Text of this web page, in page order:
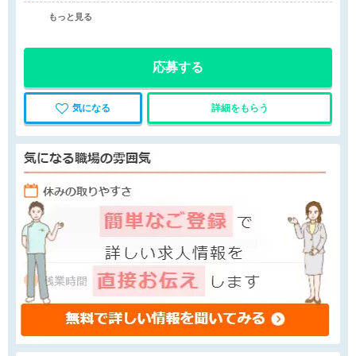
もっと見る
応募する
気になる 詳細をもらう